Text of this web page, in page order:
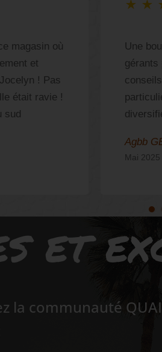
magasin où
et
! Pas
était ravie !
sud
★ ★
Une
gérants
Agbb
Mai 2025
et
la communauté